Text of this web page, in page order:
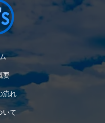
要
流れ
いて